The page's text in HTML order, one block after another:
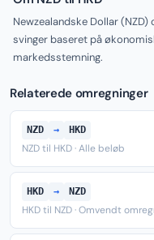
Newzealandske Dollar
svinger baseret på
markedsstemning.
Relaterede omregninger
NZD → HKD
NZD til HKD · Alle beløb
HKD → NZD
HKD til NZD · Omvendt